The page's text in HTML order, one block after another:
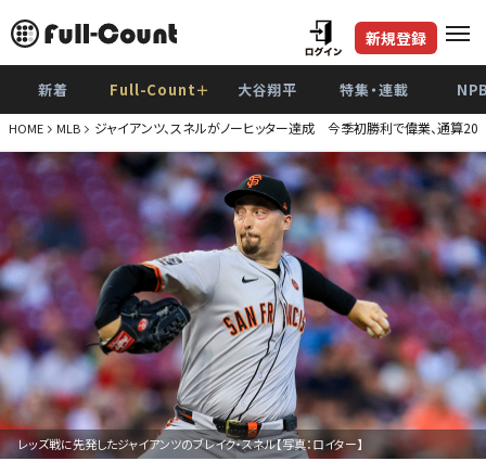
新規登録
新着 Full-Count＋ 大谷翔平 特集・連載
HOME MLB ジャイアンツ、スネルがノーヒッター達成 今季初勝利で偉業、通算
レッズ戦に先発したジャイアンツのブレイク・スネル【写真：ロイター】